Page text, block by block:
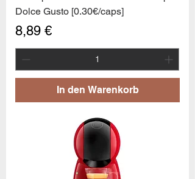
Dolce Gusto [0.30€/caps]
Preis
8,89 €
In den Warenkorb